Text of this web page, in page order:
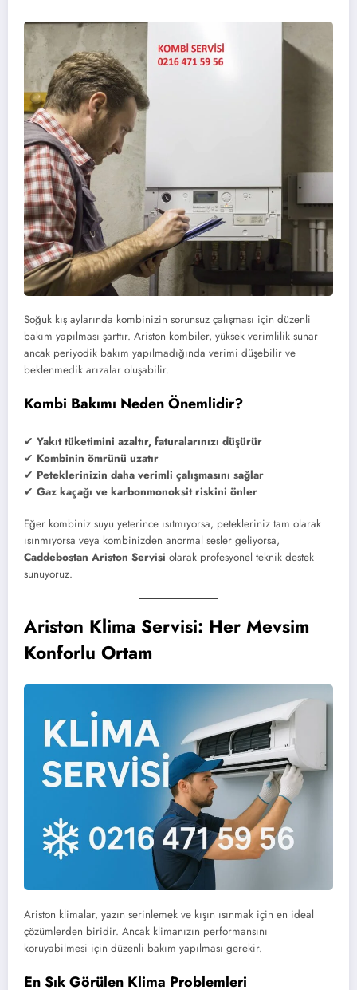
Soğuk kış aylarında kombinizin sorunsuz çalışması için düzenli
bakım yapılması şarttır. Ariston kombiler, yüksek verimlilik sunar
ancak periyodik bakım yapılmadığında verimi düşebilir ve
beklenmedik arızalar oluşabilir.
Kombi Bakımı Neden Önemlidir?
✔ Yakıt tüketimini azaltır, faturalarınızı düşürür
✔ Kombinin ömrünü uzatır
✔ Peteklerinizin daha verimli çalışmasını sağlar
✔ Gaz kaçağı ve karbonmonoksit riskini önler
Eğer kombiniz suyu yeterince ısıtmıyorsa, petekleriniz tam olarak
ısınmıyorsa veya kombinizden anormal sesler geliyorsa,
Caddebostan Ariston Servisi olarak profesyonel teknik destek
sunuyoruz.
Ariston Klima Servisi: Her Mevsim
Konforlu Ortam
Ariston klimalar, yazın serinlemek ve kışın ısınmak için en ideal
çözümlerden biridir. Ancak klimanızın performansını
koruyabilmesi için düzenli bakım yapılması gerekir.
En Sık Görülen Klima Problemleri